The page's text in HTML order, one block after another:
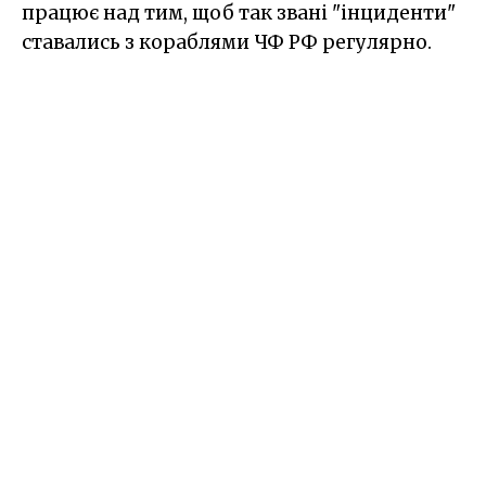
працює над тим, щоб так звані "інциденти"
ставались з кораблями ЧФ РФ регулярно.